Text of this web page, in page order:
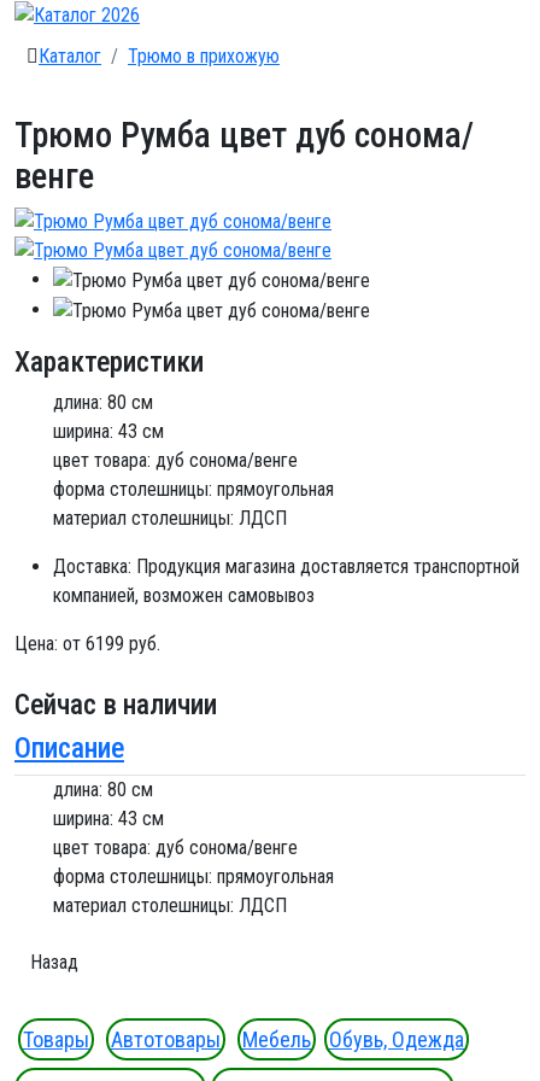
Каталог Трюмо в прихожую
Трюмо Румба цвет дуб сонома/
венге
Характеристики
длина: 80 см
ширина: 43 см
цвет товара: дуб сонома/венге
форма столешницы: прямоугольная
материал столешницы: ЛДСП
Доставка: Продукция магазина доставляется транспортной
компанией, возможен самовывоз
Цена: от 6199 руб.
Сейчас в наличии
Описание
длина: 80 см
ширина: 43 см
цвет товара: дуб сонома/венге
форма столешницы: прямоугольная
материал столешницы: ЛДСП
Товары Автотовары Мебель
Обувь, Одежда